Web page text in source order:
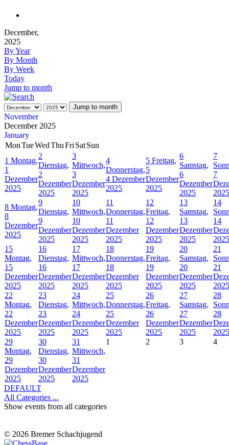
December,
2025
By Year
By Month
By Week
Today
Jump to month
Jump to month
November
December 2025
January
MonTueWedThuFri SatSun
1 Montag,
1
Dezember
2025
2
Dienstag,
2
Dezember
2025
3
Mittwoch,
3
Dezember
2025
4
Donnerstag,
4 Dezember
2025
5 Freitag,
5
Dezember
2025
6
Samstag,
6
Dezember
2025
7
7
2025
8 Montag,
8
Dezember
2025
9
Dienstag,
9
Dezember
2025
10
Mittwoch,
10
Dezember
2025
11
Donnerstag,
11
Dezember
2025
12
Freitag,
12
Dezember
2025
13
Samstag,
13
Dezember
2025
14
14
2025
15
Montag,
15
Dezember
2025
16
Dienstag,
16
Dezember
2025
17
Mittwoch,
17
Dezember
2025
18
Donnerstag,
18
Dezember
2025
19
Freitag,
19
Dezember
2025
20
Samstag,
20
Dezember
2025
21
21
2025
22
Montag,
22
Dezember
2025
23
Dienstag,
23
Dezember
2025
24
Mittwoch,
24
Dezember
2025
25
Donnerstag,
25
Dezember
2025
26
Freitag,
26
Dezember
2025
27
Samstag,
27
Dezember
2025
28
28
2025
29
Montag,
29
Dezember
2025
30
Dienstag,
30
Dezember
2025
31
Mittwoch,
31
Dezember
2025
1 2 3 4
DEFAULT
All Categories ...
Show events from all categories
© 2026 Bremer Schachjugend